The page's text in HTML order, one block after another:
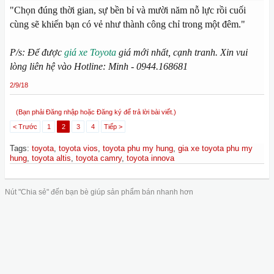
"Chọn đúng thời gian, sự bền bỉ và mười năm nỗ lực rồi cuối
cùng sẽ khiến bạn có vẻ như thành công chỉ trong một đêm."
P/s: Để được giá xe Toyota giá mới nhất, cạnh tranh. Xin vui
lòng liên hệ vào Hotline: Minh - 0944.168681
2/9/18
(Bạn phải Đăng nhập hoặc Đăng ký để trả lời bài viết.)
< Trước
1 2 3 4 Tiếp >
Tags: toyota, toyota vios, toyota phu my hung, gia xe toyota phu my
hung, toyota altis, toyota camry, toyota innova
Nút "Chia sẻ" đến bạn bè giúp sản phẩm bán nhanh hơn